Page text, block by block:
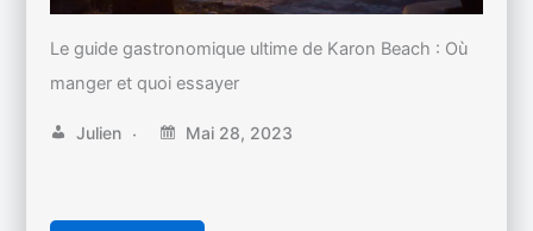
Le guide gastronomique ultime de Karon Beach : Où
manger et quoi essayer
Julien Mai 28, 2023